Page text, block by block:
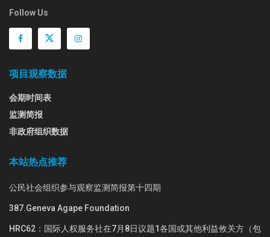
Follow Us
项目观察数据
会期时间表
监测简报
非政府组织数据
本站热点推荐
公民社会组织参与观察监测简报第十四期
387.Geneva Agape Foundation
HRC62：国际人权服务社在7月8日议题1各国或其他利益攸关方（包